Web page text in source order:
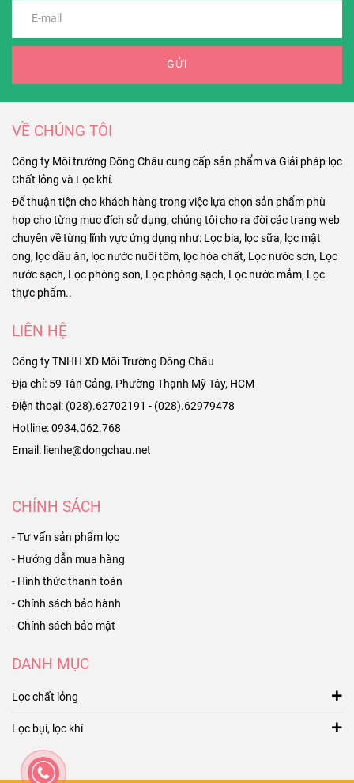
GỬI
VỀ CHÚNG TÔI
Công ty Môi trường Đông Châu cung cấp sản phẩm và Giải pháp lọc
Chất lỏng và Lọc khí.
Để thuận tiện cho khách hàng trong việc lựa chọn sản phẩm phù
hợp cho từng mục đích sử dụng, chúng tôi cho ra đời các trang web
chuyên về từng lĩnh vực ứng dụng như: Lọc bia, lọc sữa, lọc mật
ong, lọc dầu ăn, lọc nước nuôi tôm, lọc hóa chất, Lọc nước sơn, Lọc
nước sạch, Lọc phòng sơn, Lọc phòng sạch, Lọc nước mắm, Lọc
thực phẩm..
LIÊN HỆ
Công ty TNHH XD Môi Trường Đông Châu
Địa chỉ: 59 Tân Cảng, Phường Thạnh Mỹ Tây, HCM
Điện thoại: (028).62702191 - (028).62979478
Hotline: 0934.062.768
Email: lienhe@dongchau.net
CHÍNH SÁCH
- Tư vấn sản phẩm lọc
- Hướng dẫn mua hàng
- Hình thức thanh toán
- Chính sách bảo hành
- Chính sách bảo mật
DANH MỤC
Lọc chất lỏng
Lọc bụi, lọc khí